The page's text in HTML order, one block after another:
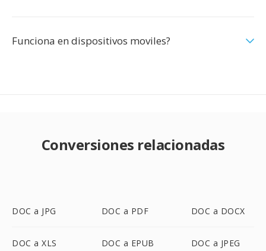
Funciona en dispositivos moviles?
Conversiones relacionadas
DOC a JPG DOC a PDF DOC a DOCX
DOC a XLS DOC a EPUB DOC a JPEG